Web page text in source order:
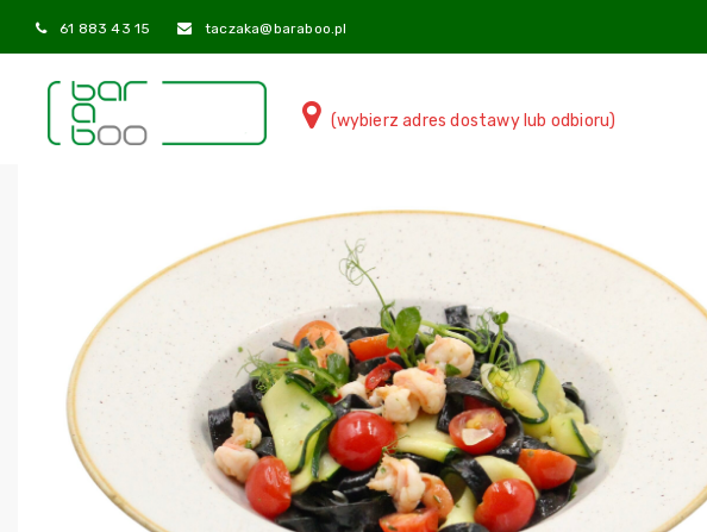
61 883 43 15 taczaka@baraboo.pl
(wybierz adres dostawy lub odbioru)